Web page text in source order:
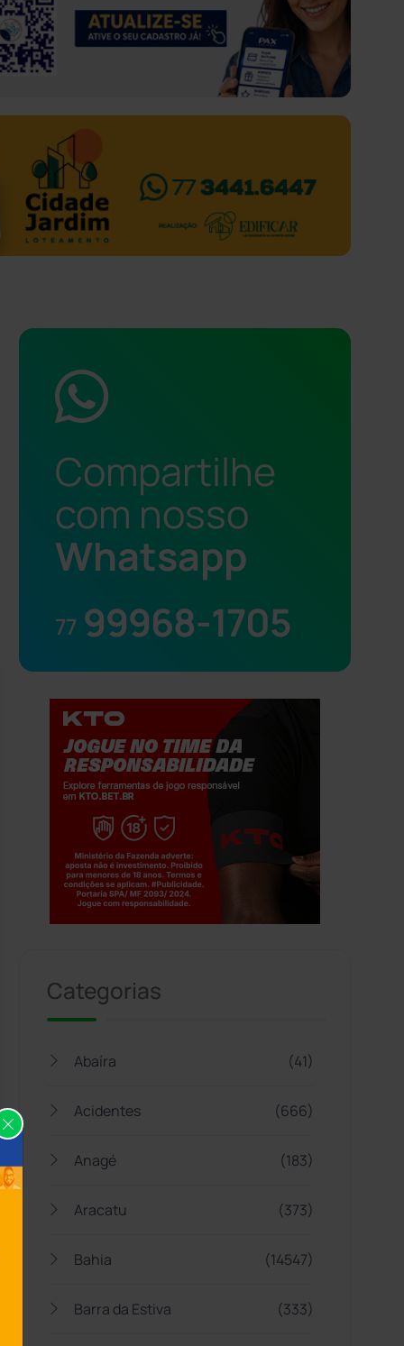
Compartilhe
com nosso
Whatsapp
77 99968-1705
Categorias
Abaíra (41)
Acidentes (666)
Anagé (183)
Aracatu (373)
Bahia (14547)
Barra da Estiva (333)